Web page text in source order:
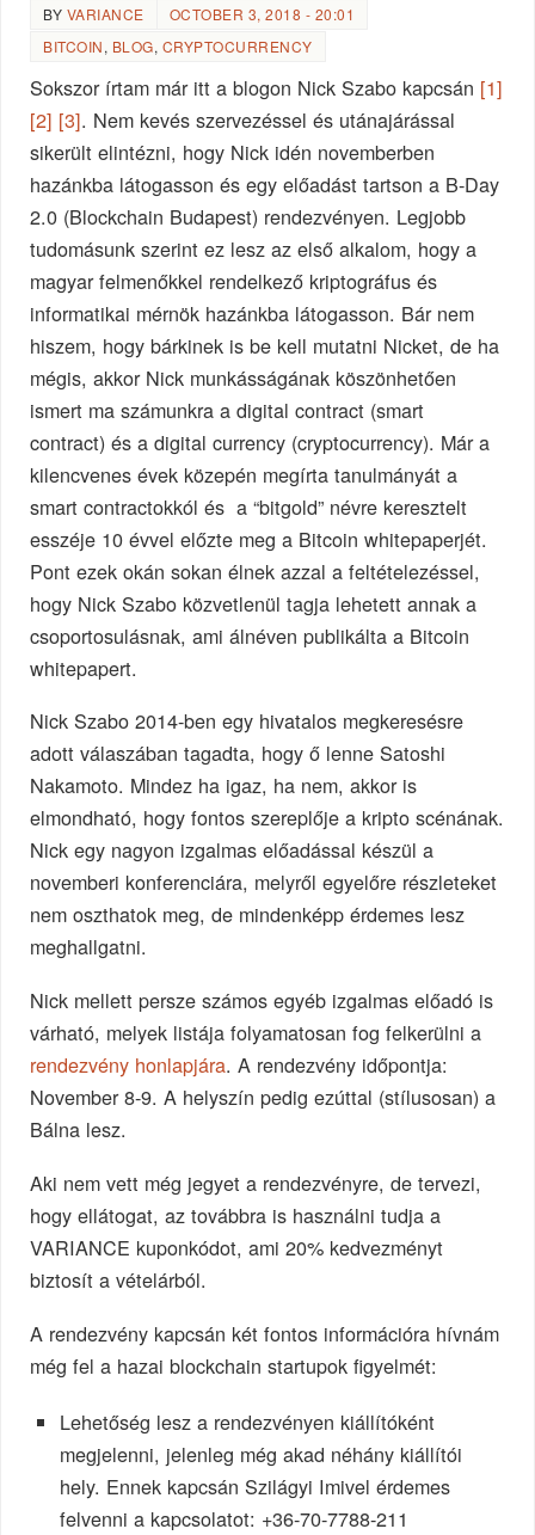
BY VARIANCE
OCTOBER 3, 2018 - 20:01
BITCOIN, BLOG, CRYPTOCURRENCY
Sokszor írtam már itt a blogon Nick Szabo kapcsán [1]
[2] [3]. Nem kevés szervezéssel és utánajárással
sikerült elintézni, hogy Nick idén novemberben
hazánkba látogasson és egy előadást tartson a B-Day
2.0 (Blockchain Budapest) rendezvényen. Legjobb
tudomásunk szerint ez lesz az első alkalom, hogy a
magyar felmenőkkel rendelkező kriptográfus és
informatikai mérnök hazánkba látogasson. Bár nem
hiszem, hogy bárkinek is be kell mutatni Nicket, de ha
mégis, akkor Nick munkásságának köszönhetően
ismert ma számunkra a digital contract (smart
contract) és a digital currency (cryptocurrency). Már a
kilencvenes évek közepén megírta tanulmányát a
smart contractokkól és a “bitgold” névre keresztelt
esszéje 10 évvel előzte meg a Bitcoin whitepaperjét.
Pont ezek okán sokan élnek azzal a feltételezéssel,
hogy Nick Szabo közvetlenül tagja lehetett annak a
csoportosulásnak, ami álnéven publikálta a Bitcoin
whitepapert.
Nick Szabo 2014-ben egy hivatalos megkeresésre
adott válaszában tagadta, hogy ő lenne Satoshi
Nakamoto. Mindez ha igaz, ha nem, akkor is
elmondható, hogy fontos szereplője a kripto scénának.
Nick egy nagyon izgalmas előadással készül a
novemberi konferenciára, melyről egyelőre részleteket
nem oszthatok meg, de mindenképp érdemes lesz
meghallgatni.
Nick mellett persze számos egyéb izgalmas előadó is
várható, melyek listája folyamatosan fog felkerülni a
rendezvény honlapjára. A rendezvény időpontja:
November 8-9. A helyszín pedig ezúttal (stílusosan) a
Bálna lesz.
Aki nem vett még jegyet a rendezvényre, de tervezi,
hogy ellátogat, az továbbra is használni tudja a
VARIANCE kuponkódot, ami 20% kedvezményt
biztosít a vételárból.
A rendezvény kapcsán két fontos információra hívnám
még fel a hazai blockchain startupok figyelmét:
Lehetőség lesz a rendezvényen kiállítóként
megjelenni, jelenleg még akad néhány kiállítói
hely. Ennek kapcsán Szilágyi Imivel érdemes
felvenni a kapcsolatot: +36-70-7788-211